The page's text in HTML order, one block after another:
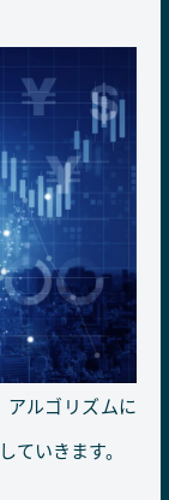
アルゴリズムに
ていきます。